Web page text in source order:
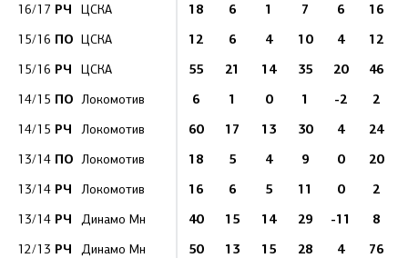
16/17 РЧ ЦСКА 18 6 1 7 6 16
15/16 ПО ЦСКА 12 6 4 10 4 12
15/16 РЧ ЦСКА 55 21 14 35 20 46
14/15 ПО Локомотив 6 1 0 1 -2 2
14/15 РЧ Локомотив 60 17 13 30 4 24
13/14 ПО Локомотив 18 5 4 9 0 20
13/14 РЧ Локомотив 16 6 5 11 0 2
13/14 РЧ Динамо Мн 40 15 14 29 -11 8
12/13 РЧ Динамо Мн 50 13 15 28 4 76